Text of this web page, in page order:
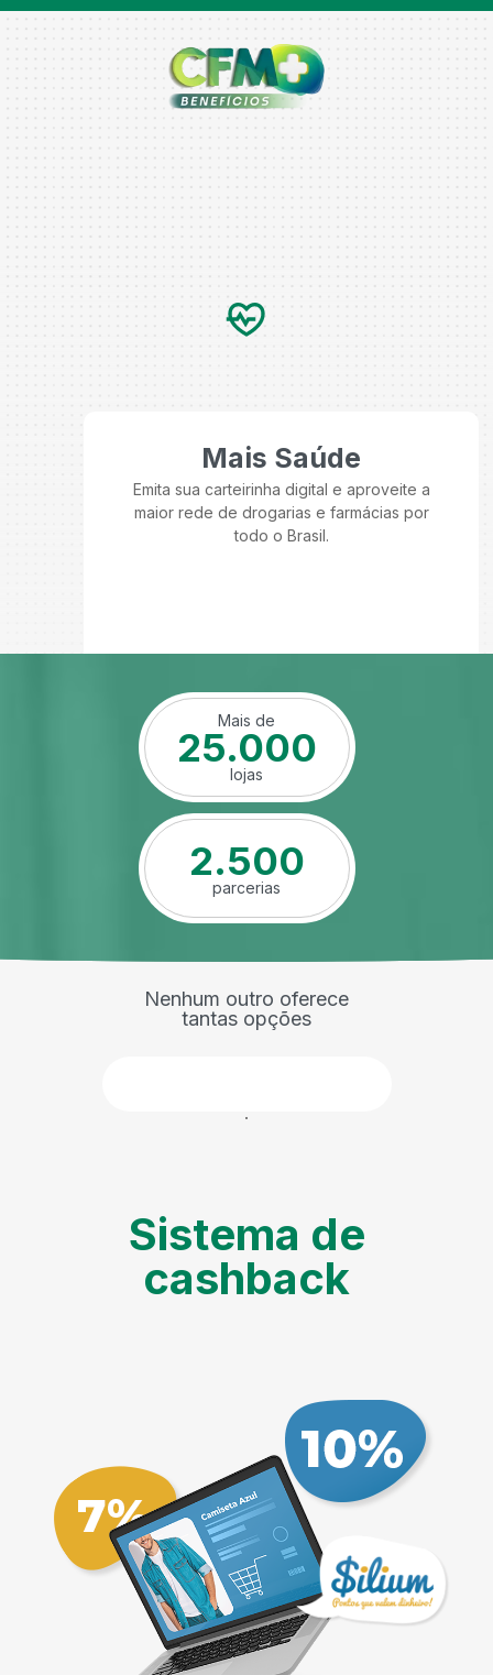
Mais Saúde
Emita sua carteirinha digital e aproveite a
maior rede de drogarias e farmácias por
todo o Brasil.
Mais de
25.000
lojas
2.500
parcerias
Nenhum outro oferece
tantas opções
Sistema de
cashback